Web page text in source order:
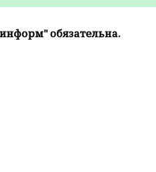
обязательна.